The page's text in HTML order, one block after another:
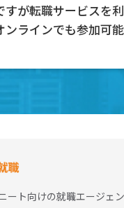
のような職業が合う
一人ひとりにあった
いただき、内定までサ
います。これまでの
かして、様々な業界
たくさんあります。特
しての柔軟な対応力
高いです。
自身が興味のある業界や
すが転職サービスを
ンラインでも参加可
ますので、地方の方の
ございます。
ご参加ください。
ート向けの就職エージェ